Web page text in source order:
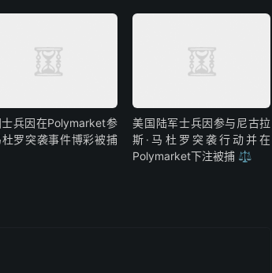
兵因在Polymarket参
罗突袭事件博彩被捕
美国陆军士兵因参与尼古拉
斯·马杜罗突袭行动并在
Polymarket下注被捕 ⚖️